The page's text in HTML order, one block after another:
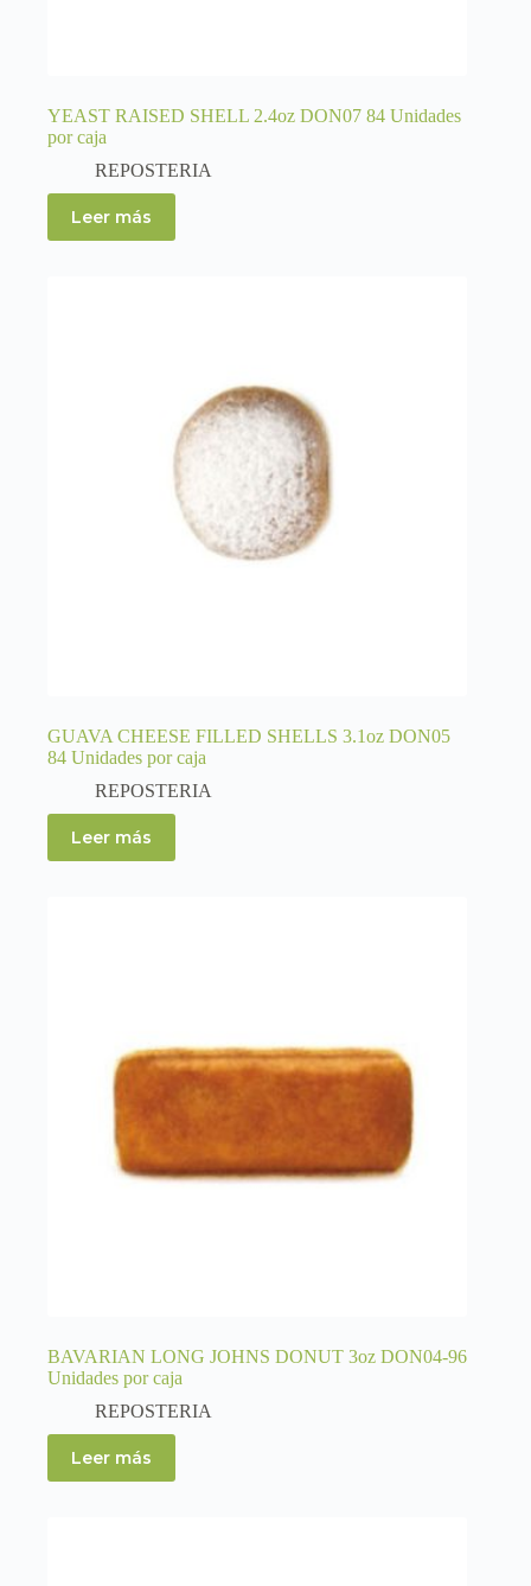
YEAST RAISED SHELL 2.4oz DON07 84 Unidades
por caja
REPOSTERIA
Leer más
GUAVA CHEESE FILLED SHELLS 3.1oz DON05
84 Unidades por caja
REPOSTERIA
Leer más
BAVARIAN LONG JOHNS DONUT 3oz DON04-96
Unidades por caja
REPOSTERIA
Leer más